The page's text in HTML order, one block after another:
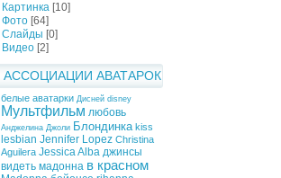
Картинка [10]
Фото [64]
Слайды [0]
Видео [2]
АССОЦИАЦИИ АВАТАРОК
белые аватарки Дисней disney
Мультфильм любовь
Анджелина Джоли Блондинка kiss
lesbian Jennifer Lopez Christina
Aguilera Jessica Alba джинсы
видеть мадонна в красном